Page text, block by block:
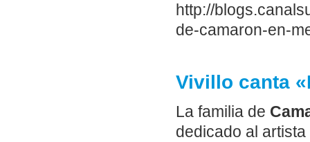
http://
de-camaron-en-
Vivillo canta
La familia de
dedicado al